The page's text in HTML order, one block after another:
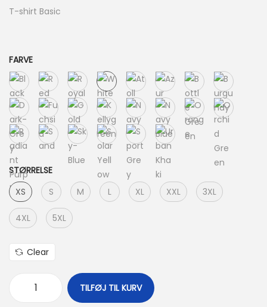
T-shirt Basic
FARVE
STØRRELSE
XS
S M L XL XXL 3XL
4XL 5XL
Clear
TILFØJ TIL KURV